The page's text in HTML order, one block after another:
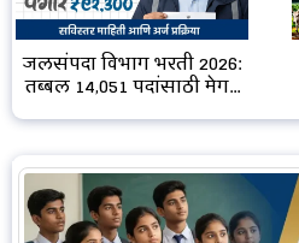
जलसंपदा विभाग भरती 2026:
तब्बल 14,051 पदांसाठी मेग...